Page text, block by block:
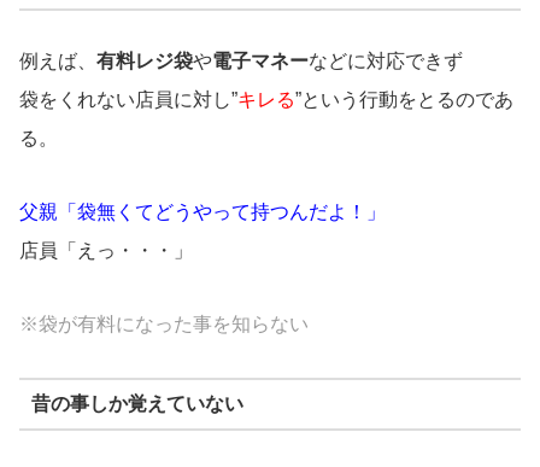
例えば、 有料レジ袋や電子マネーなどに対応できず
袋をくれない店員に対し”キレる”という行動をとるのであ
る。
父親「袋無くてどうやって持つんだよ！」
店員「えっ・・・」
※袋が有料になった事を知らない
昔の事しか覚えていない